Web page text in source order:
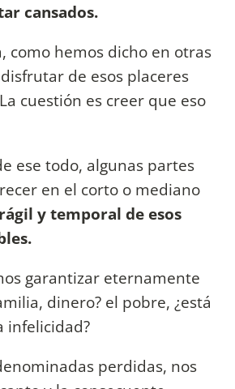
cansados.
como hemos dicho en otras
de esos placeres
cuestión es creer que eso
ese todo, algunas partes
en el corto o mediano
y temporal de esos
garantizar eternamente
dinero? el pobre, ¿está
infelicidad?
perdidas, nos